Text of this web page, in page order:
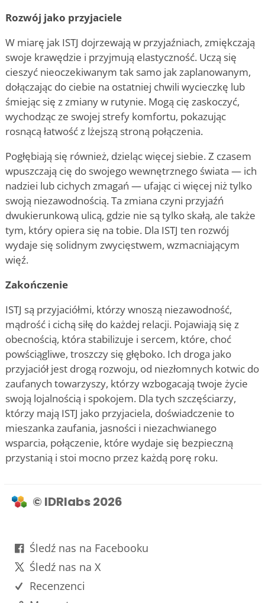
Rozwój jako przyjaciele
W miarę jak ISTJ dojrzewają w przyjaźniach, zmiękczają
swoje krawędzie i przyjmują elastyczność. Uczą się
cieszyć nieoczekiwanym tak samo jak zaplanowanym,
dołączając do ciebie na ostatniej chwili wycieczkę lub
śmiejąc się z zmiany w rutynie. Mogą cię zaskoczyć,
wychodząc ze swojej strefy komfortu, pokazując
rosnącą łatwość z lżejszą stroną połączenia.
Pogłębiają się również, dzieląc więcej siebie. Z czasem
wpuszczają cię do swojego wewnętrznego świata — ich
nadziei lub cichych zmagań — ufając ci więcej niż tylko
swoją niezawodnością. Ta zmiana czyni przyjaźń
dwukierunkową ulicą, gdzie nie są tylko skałą, ale także
tym, który opiera się na tobie. Dla ISTJ ten rozwój
wydaje się solidnym zwycięstwem, wzmacniającym
więź.
Zakończenie
ISTJ są przyjaciółmi, którzy wnoszą niezawodność,
mądrość i cichą siłę do każdej relacji. Pojawiają się z
obecnością, która stabilizuje i sercem, które, choć
powściągliwe, troszczy się głęboko. Ich droga jako
przyjaciół jest drogą rozwoju, od niezłomnych kotwic do
zaufanych towarzyszy, którzy wzbogacają twoje życie
swoją lojalnością i spokojem. Dla tych szczęściarzy,
którzy mają ISTJ jako przyjaciela, doświadczenie to
mieszanka zaufania, jasności i niezachwianego
wsparcia, połączenie, które wydaje się bezpieczną
przystanią i stoi mocno przez każdą porę roku.
© IDRlabs 2026
Śledź nas na Facebooku
Śledź nas na X
Recenzenci